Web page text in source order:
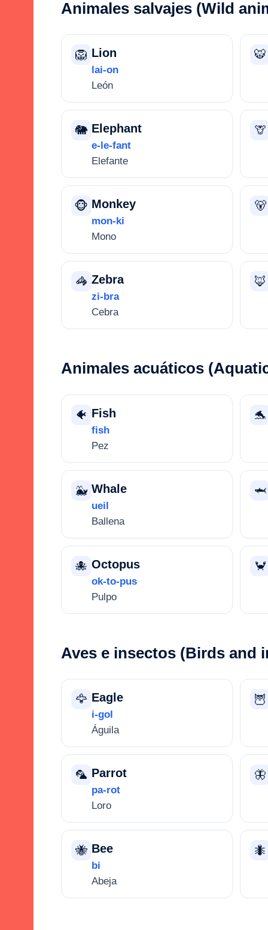
Animales salvajes (Wild
🦁 Lion
lai-on
León
🐯
🐘 Elephant
e-le-fant
Elefante
🦒
🐵 Monkey
mon-ki
Mono
🐻
🦓 Zebra
zi-bra
Cebra
🦊
Animales acuáticos
🐠 Fish
fish
Pez
🐬
🐳 Whale
ueil
Ballena
🦈
🐙 Octopus
ok-to-pus
Pulpo
🦀
Aves e insectos (Birds and
🦅 Eagle
i-gol
Águila
🦉
🦜 Parrot
pa-rot
Loro
🦋
🐝 Bee
bi
Abeja
🐜